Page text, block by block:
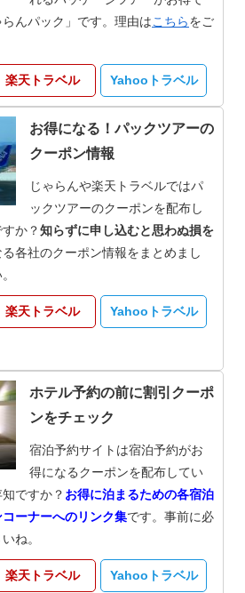
んパック」です。理由はこちらをご
楽天トラベル Yahooトラベル
お得になる！パックツアーの
クーポン情報
じゃらんや楽天トラベルではパ
ックツアーのクーポンを配布し
か？知らずに申し込むと思わぬ損を
る各社のクーポン情報をまとめまし
楽天トラベル Yahooトラベル
ホテル予約の前に割引クーポ
ンをチェック
宿泊予約サイトは宿泊予約がお
得になるクーポンを配布してい
ですか？ お得に泊まるための各宿泊
ーナーへのリンク集です。事前に必
ね。
楽天トラベル Yahooトラベル